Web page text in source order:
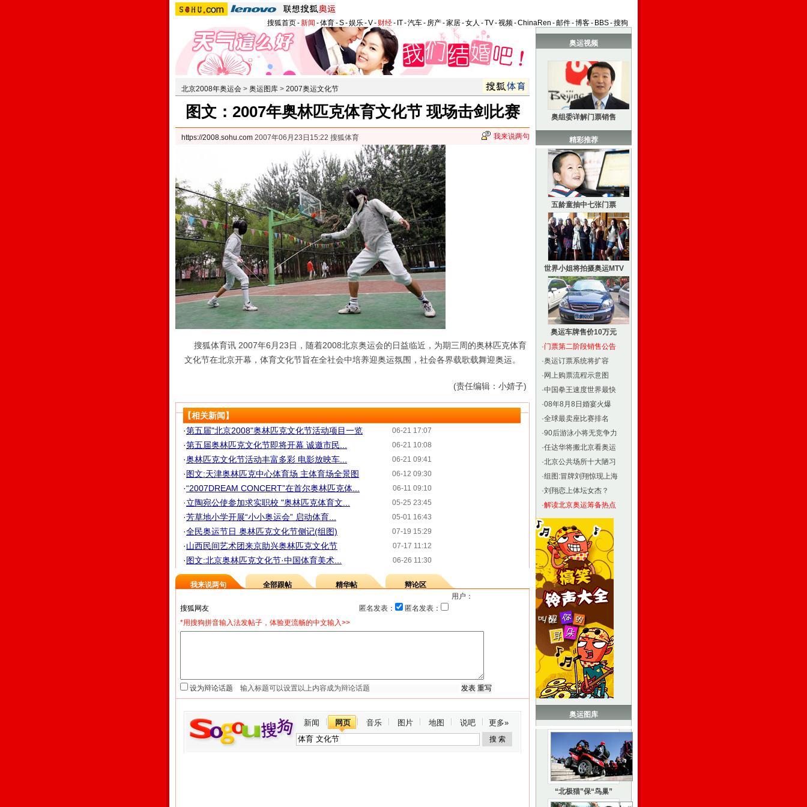
搜狐首页-新闻 -体育-S-娱乐-V- 财经- IT-汽车- 房产-家居-女人 -TV-视频-ChinaRen -邮件-博客- BBS-搜狗
北京2008年奥运会 > 奥运图库 > 2007奥运文化节
图文：2007年奥林匹克体育文化节 现场击剑比赛
https://2008.sohu.com 2007年06月23日15:22 搜狐体育 我来说两句
搜狐体育讯 2007年6月23日，随着2008北京奥运会的日益临近，为期三周的奥林匹克体育
文化节在北京开幕，体育文化节旨在全社会中培养迎奥运氛围，社会各界载歌载舞迎奥运。
(责任编辑：小婧子)
【相关新闻】
06-21 17:07
·第五届"北京2008"奥林匹克文化节活动项目一览
06-21 10:08
·第五届奥林匹克文化节即将开幕 诚邀市民...
06-21 09:41
·奥林匹克文化节活动丰富多彩 电影放映车...
06-12 09:30
·图文:天津奥林匹克中心体育场 主体育场全景图
06-11 09:10
·“2007DREAM CONCERT”在首尔奥林匹克体...
05-25 23:45
·立陶宛公使参加求实职校 "奥林匹克体育文...
05-01 16:43
·芳草地小学开展“小小奥运会” 启动体育...
07-19 15:29
·全民奥运节日 奥林匹克文化节侧记(组图)
07-17 11:12
·山西民间艺术团来京助兴奥林匹克文化节
06-26 11:30
·图文:北京奥林匹克文化节·中国体育美术...
我来说两句 全部跟帖 精华帖
辩论区
用户：
匿名发表：
匿名发表：
*用搜狗拼音输入法发帖子，体验更流畅的中文输入>>
设为辩论话题
新闻 网页 音乐 图片 地图 说吧 更多»
奥运视频
奥组委详解门票销售
精彩推荐
五龄童抽中七张门票
世界小姐将拍摄奥运MTV
奥运车牌售价10万元
·门票第二阶段销售公告
·奥运订票系统将扩容
· 网上购票流程示意图
·中国拳王速度世界最快
·08年8月8日婚宴火爆
·全球最卖座比赛排名
·90后游泳小将无竞争力
·任达华将搬北京看奥运
·北京公共场所十大陋习
·组图:冒牌刘翔惊现上海
·刘翔恋上体坛女杰？
·解读北京奥运筹备热点
奥运图库
“北极猫”保“鸟巢”